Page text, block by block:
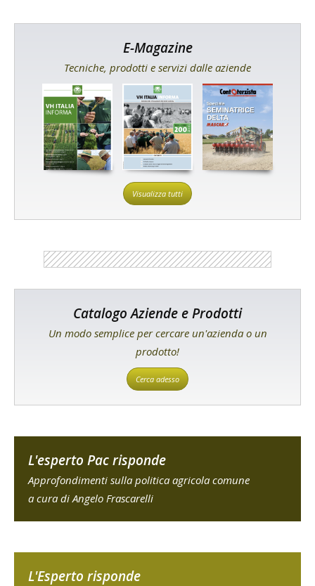
E-Magazine
Tecniche, prodotti e servizi dalle aziende
Visualizza tutti
Catalogo Aziende e Prodotti
Un modo semplice per cercare un'azienda o un
prodotto!
Cerca adesso
L'esperto Pac risponde
Approfondimenti sulla politica agricola comune
a cura di Angelo Frascarelli
L'Esperto risponde